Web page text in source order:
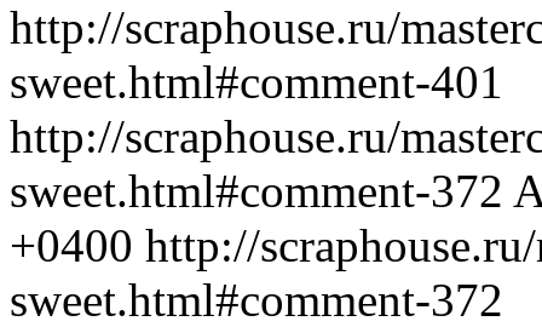
http://scraphouse.ru/
sweet.html#comment-401
http://scraphouse.ru/
sweet.html#comment-372
+0400 http://
sweet.html#comment-372